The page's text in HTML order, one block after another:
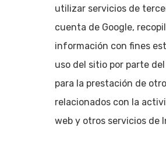
utilizar servicios de
cuenta de Google,
información con fines
uso del sitio por parte
para la prestación de
relacionados con la
web y otros servicios de